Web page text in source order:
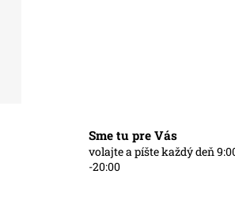
Sme tu pre Vás
volajte a píšte každý deň
-20:00